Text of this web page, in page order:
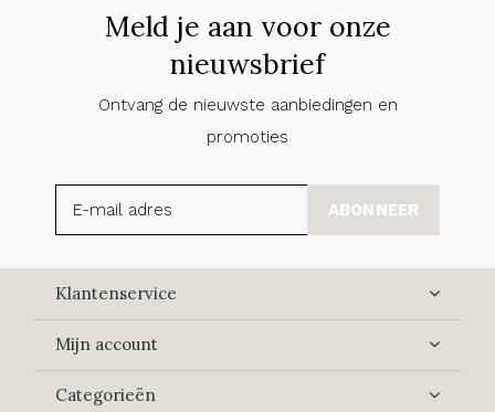
Meld je aan voor onze
nieuwsbrief
Ontvang de nieuwste aanbiedingen en
promoties
ABONNEER
Klantenservice
Mijn account
Categorieën